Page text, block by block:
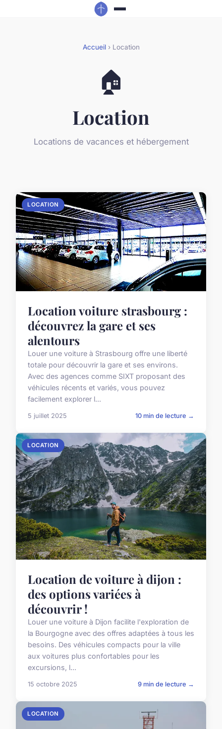
Accueil› Location
🏠
Location
Locations de vacances et hébergement
LOCATION
Location voiture strasbourg :
découvrez la gare et ses
alentours
Louer une voiture à Strasbourg offre une liberté
totale pour découvrir la gare et ses environs.
Avec des agences comme SIXT proposant des
véhicules récents et variés, vous pouvez
facilement explorer l...
5 juillet 2025 10 min de lecture →
LOCATION
Location de voiture à dijon :
des options variées à
découvrir !
Louer une voiture à Dijon facilite l'exploration de
la Bourgogne avec des offres adaptées à tous les
besoins. Des véhicules compacts pour la ville
aux voitures plus confortables pour les
excursions, l...
15 octobre 2025 9 min de lecture →
LOCATION